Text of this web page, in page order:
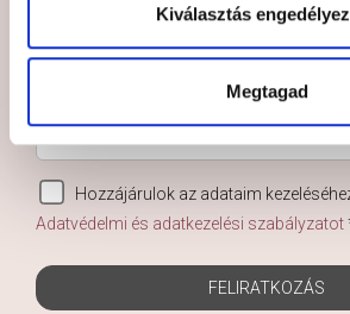
Kiválasztás
Megtagad
maradjon le az újdonságokról!
Hozzájárulok az adataim
Adatvédelmi és adatkezelési szabályzatot
FELIRATKOZÁS